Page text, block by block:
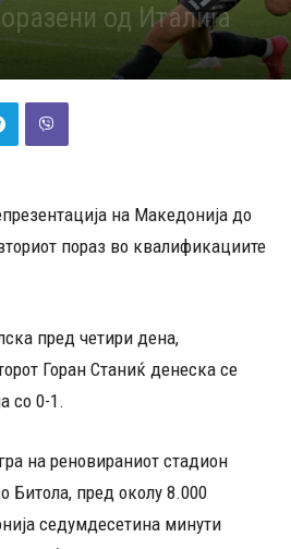
од Италија
на Македонија до
пораз во квалификациите
пред четири дена,
Горан Станиќ денеска се
со 0-1.
на реновираниот стадион
Битола, пред околу 8.000
седумдесетина минути